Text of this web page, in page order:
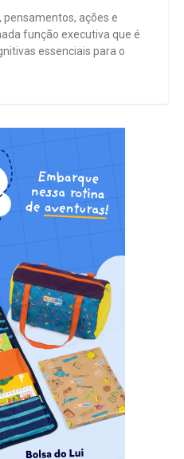
ações e
função executiva que é
essenciais para o